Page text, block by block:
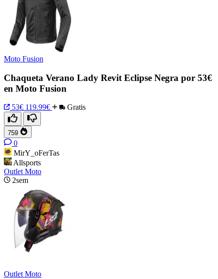
Moto Fusion
Chaqueta Verano Lady Revit Eclipse Negra por 53€
en Moto Fusion
53€ 119.99€ Gratis
759
0
MirY_oFerTas
Allsports
Outlet Moto
2sem
Outlet Moto